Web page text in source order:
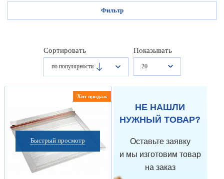
Фильтр
Сортировать
по популярности
Показывать
20
Быстрый просмотр
Хит продаж
НЕ НАШЛИ
НУЖНЫЙ ТОВАР?
Оставьте заявку
и мы изготовим товар
на заказ